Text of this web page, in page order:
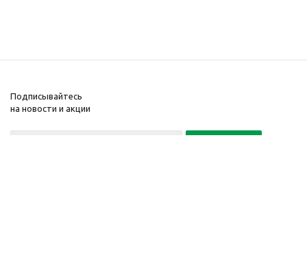
Подписывайтесь
на новости и акции